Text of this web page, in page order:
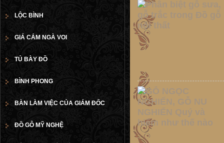
LỘC BÌNH
GIÁ CẮM NGÀ VOI
TỦ BÀY ĐỒ
BÌNH PHONG
BÀN LÀM VIỆC CỦA GIÁM ĐỐC
ĐỒ GỖ MỸ NGHỆ